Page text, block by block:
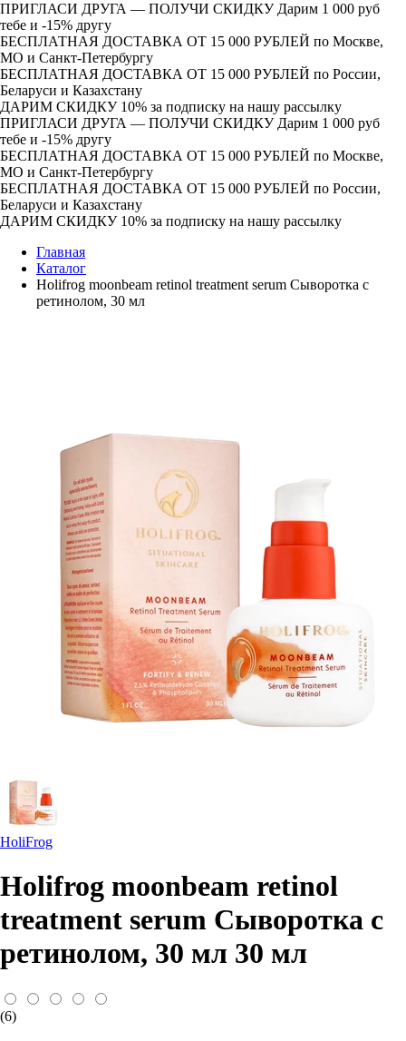
ПРИГЛАСИ ДРУГА — ПОЛУЧИ СКИДКУ Дарим 1 000 руб
тебе и -15% другу
БЕСПЛАТНАЯ ДОСТАВКА ОТ 15 000 РУБЛЕЙ по Москве,
МО и Санкт-Петербургу
БЕСПЛАТНАЯ ДОСТАВКА ОТ 15 000 РУБЛЕЙ по России,
Беларуси и Казахстану
ДАРИМ СКИДКУ 10% за подписку на нашу рассылку
ПРИГЛАСИ ДРУГА — ПОЛУЧИ СКИДКУ Дарим 1 000 руб
тебе и -15% другу
БЕСПЛАТНАЯ ДОСТАВКА ОТ 15 000 РУБЛЕЙ по Москве,
МО и Санкт-Петербургу
БЕСПЛАТНАЯ ДОСТАВКА ОТ 15 000 РУБЛЕЙ по России,
Беларуси и Казахстану
ДАРИМ СКИДКУ 10% за подписку на нашу рассылку
Главная
Каталог
Holifrog moonbeam retinol treatment serum Сыворотка с
ретинолом, 30 мл
HoliFrog
Holifrog moonbeam retinol
treatment serum Сыворотка с
ретинолом, 30 мл 30 мл
(6)